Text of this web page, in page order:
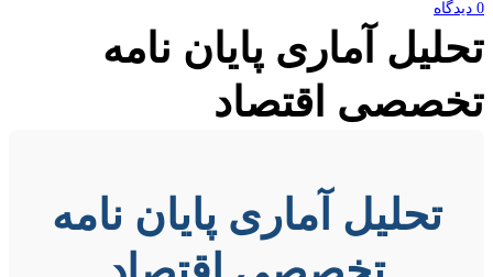
آماری پایان نامه
اقتصاد
تحلیل آماری پایان نامه